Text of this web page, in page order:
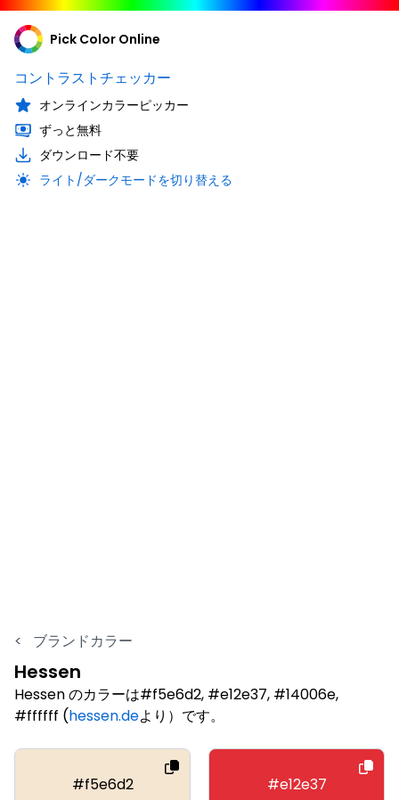
Pick Color Online
コントラストチェッカー
オンラインカラーピッカー
ずっと無料
ダウンロード不要
ライト/ダークモードを切り替える
< ブランドカラー
Hessen
Hessen のカラーは#f5e6d2, #e12e37, #14006e,
#ffffff (hessen.deより）です。
#f5e6d2 #e12e37